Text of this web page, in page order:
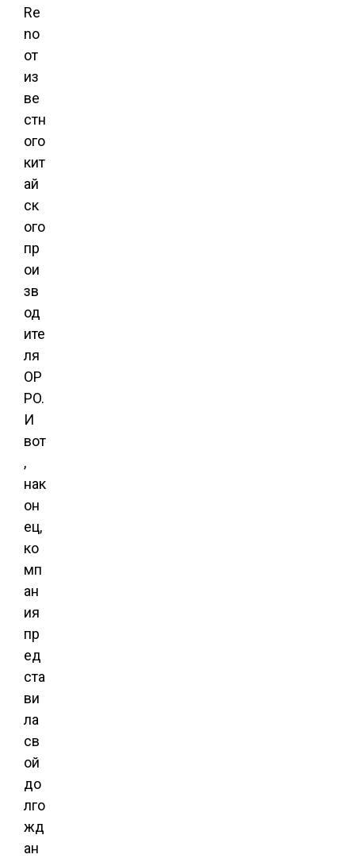
Re
no
от
из
ве
стн
ого
кит
ай
ск
ого
пр
ои
зв
од
ите
ля
OP
PO.
И
вот
,
нак
он
ец,
ко
мп
ан
ия
пр
ед
ста
ви
ла
св
ой
до
лго
жд
ан